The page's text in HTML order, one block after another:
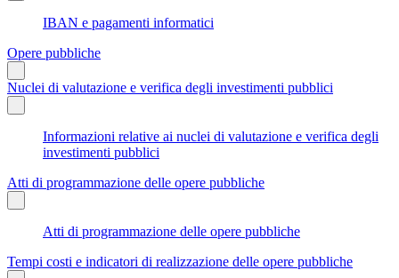
IBAN e pagamenti informatici
Opere pubbliche
Nuclei di valutazione e verifica degli investimenti pubblici
Informazioni relative ai nuclei di valutazione e verifica degli
investimenti pubblici
Atti di programmazione delle opere pubbliche
Atti di programmazione delle opere pubbliche
Tempi costi e indicatori di realizzazione delle opere pubbliche